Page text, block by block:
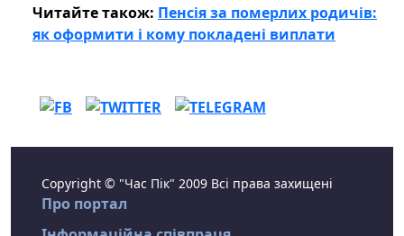
Читайте також: Пенсія за померлих родичів:
як оформити і кому покладені виплати
Copyright © "Час Пік" 2009 Всі права захищені
Про портал